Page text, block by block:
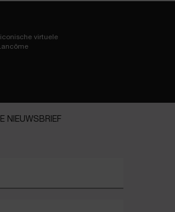
iconische virtuele
NIEUWSBRIEF